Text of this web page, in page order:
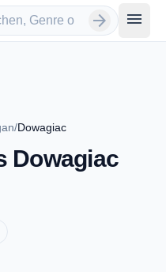
arrow_forward menu
/Dowagiac
Dowagiac